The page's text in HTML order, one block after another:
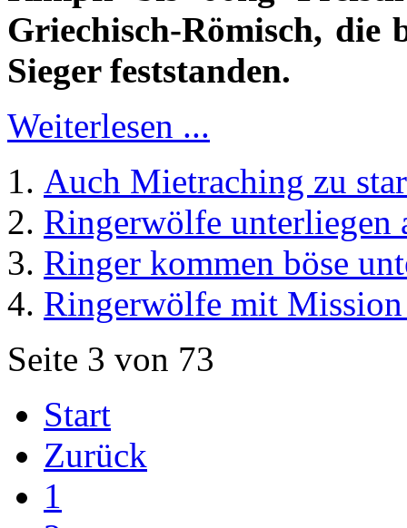
Griechisch-Römisch, die
Sieger feststanden.
Weiterlesen ...
Auch Mietraching zu
Ringerwölfe
Ringer kommen böse
Ringerwölfe mit Mission
Seite 3 von 73
Start
Zurück
1